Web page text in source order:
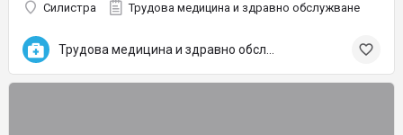
Силистра Трудова медицина и здравно обслужване